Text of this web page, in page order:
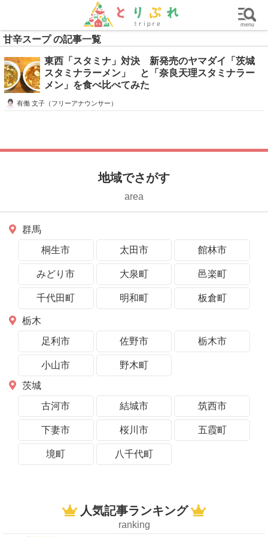
茨城 グルメ 買い物 子育て
甘辛スープ の記事一覧
東西「スタミナ」対決 新発売のヤマダイ「茨城
スタミナラーメン」 と「奈良天理スタミナラー
メン」を食べ比べてみた
有働 文子（フリーアナウンサー）
地域でさがす
area
群馬
桐生市
太田市 館林市
みどり市 大泉町 邑楽町
千代田町 明和町 板倉町
栃木
足利市
佐野市 栃木市
小山市
野木町
茨城
古河市
結城市 筑西市
下妻市 桜川市 五霞町
境町 八千代町
人気記事ランキング
ranking
menu